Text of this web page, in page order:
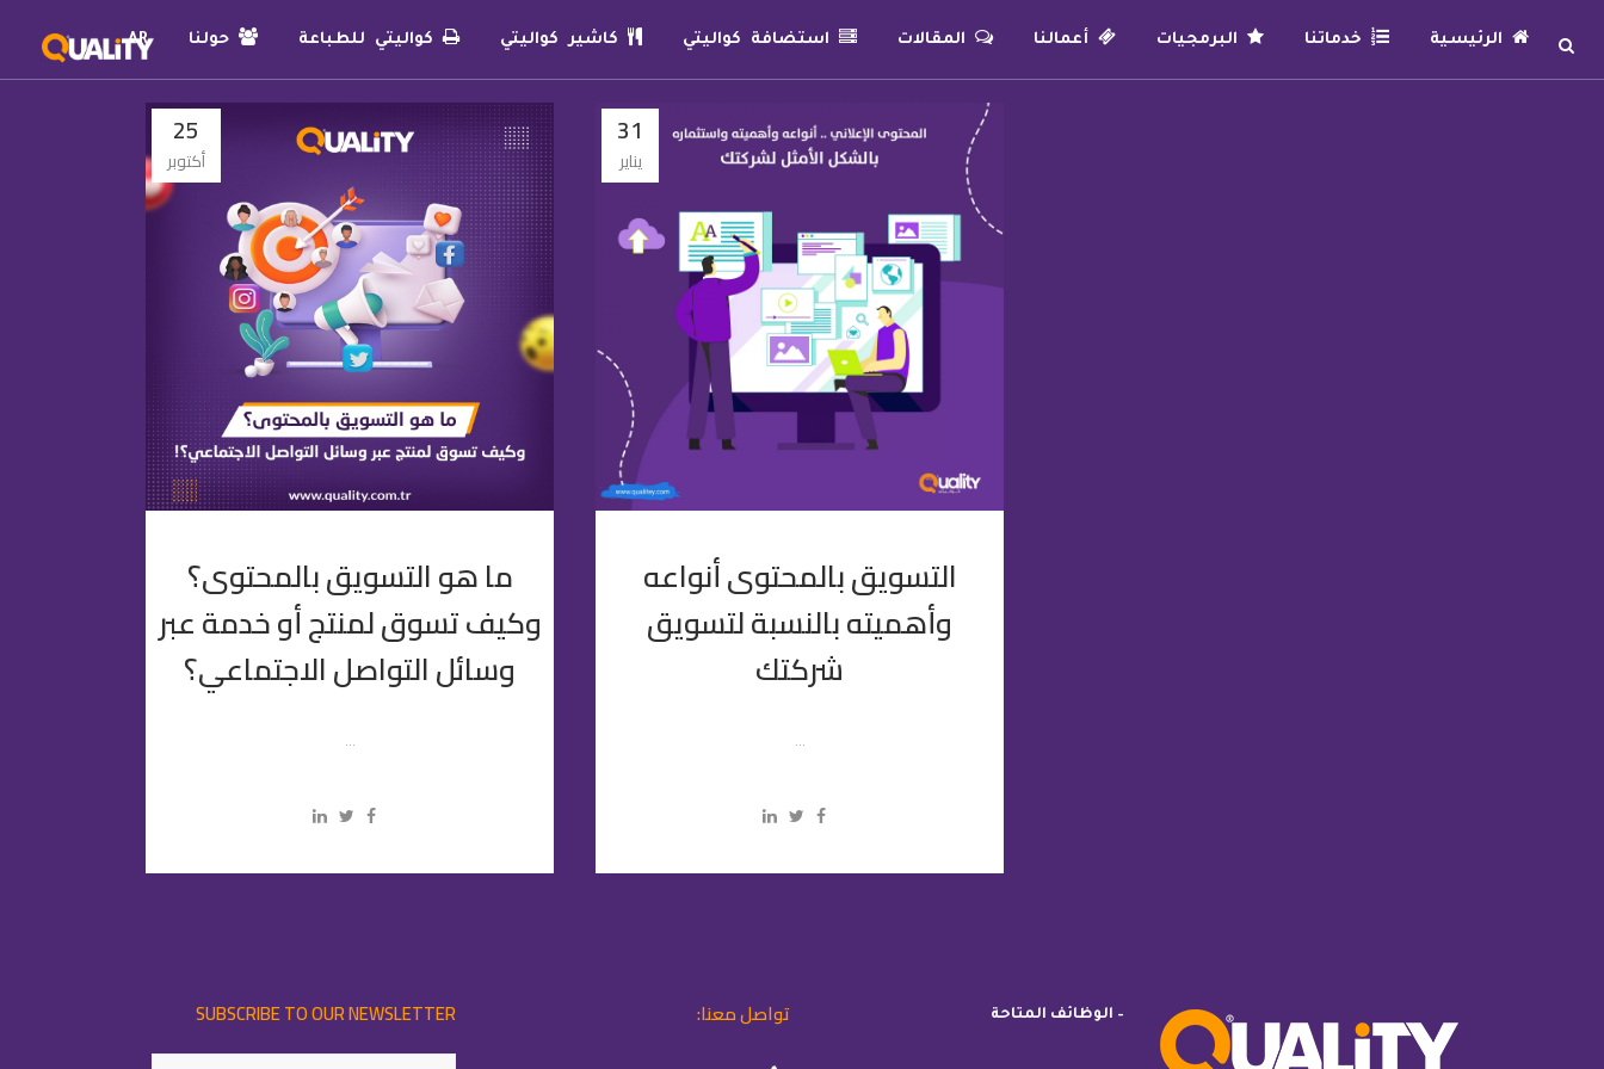
الرئيسية خدماتنا البرمجيات أعمالنا المقالات استضافة كواليتي كاشير كواليتي كواليتي للطباعة حولنا AR
25
أكتوبر
ما هو التسويق بالمحتوى؟
وكيف تسوق لمنتج أو خدمة عبر
وسائل التواصل الاجتماعي؟
...
31
يناير
التسويق بالمحتوى أنواعه
وأهميته بالنسبة لتسويق
شركتك
...
– الوظائف المتاحة تواصل معنا: SUBSCRIBE TO OUR NEWSLETTER